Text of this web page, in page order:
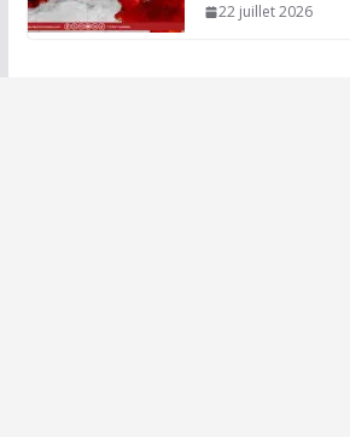
22 juillet 2026